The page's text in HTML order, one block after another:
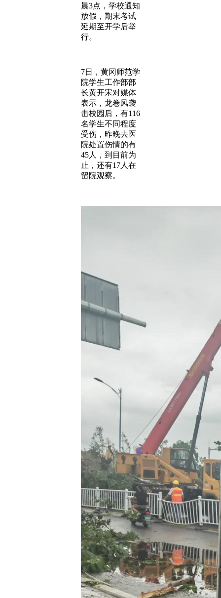
晨3点，学校通知
放假，期末考试
延期至开学后举
行。
7日，黄冈师范学
院学生工作部部
长黄开宋对媒体
表示，龙卷风袭
击校园后，有116
名学生不同程度
受伤，昨晚去医
院处置伤情的有
45人，到目前为
止，还有17人在
留院观察。